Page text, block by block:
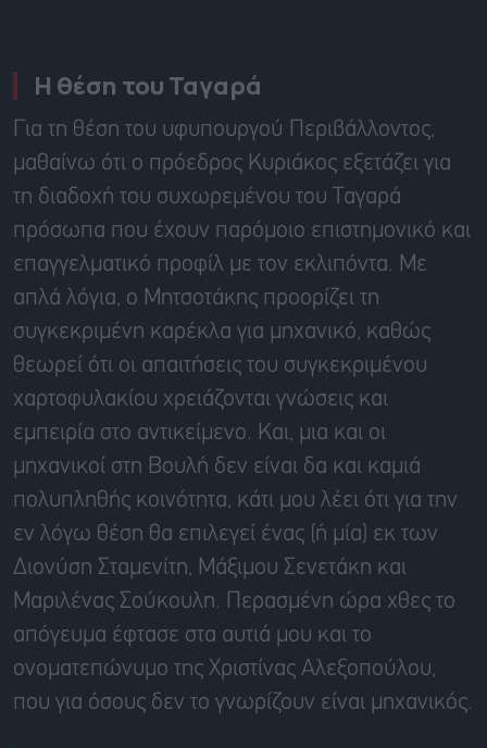
Η θέση του Ταγαρά
Για τη θέση του υφυπουργού Περιβάλλοντος,
μαθαίνω ότι ο πρόεδρος Κυριάκος εξετάζει για
τη διαδοχή του συχωρεμένου του Ταγαρά
πρόσωπα που έχουν παρόμοιο επιστημονικό και
επαγγελματικό προφίλ με τον εκλιπόντα. Με
απλά λόγια, ο Μητσοτάκης προορίζει τη
συγκεκριμένη καρέκλα για μηχανικό, καθώς
θεωρεί ότι οι απαιτήσεις του συγκεκριμένου
χαρτοφυλακίου χρειάζονται γνώσεις και
εμπειρία στο αντικείμενο. Και, μια και οι
μηχανικοί στη Βουλή δεν είναι δα και καμιά
πολυπληθής κοινότητα, κάτι μου λέει ότι για την
εν λόγω θέση θα επιλεγεί ένας (ή μία) εκ των
Διονύση Σταμενίτη, Μάξιμου Σενετάκη και
Μαριλένας Σούκουλη. Περασμένη ώρα χθες το
απόγευμα έφτασε στα αυτιά μου και το
ονοματεπώνυμο της Χριστίνας Αλεξοπούλου,
που για όσους δεν το γνωρίζουν είναι μηχανικός.